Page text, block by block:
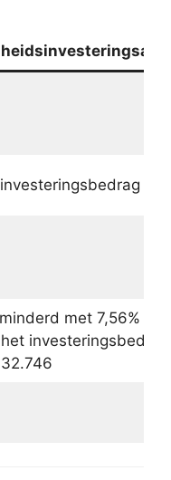
met 7,56% van
investeringsbedrag